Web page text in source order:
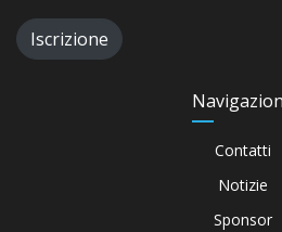
Iscrizione
Contatti
Notizie
Sponsor